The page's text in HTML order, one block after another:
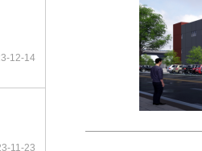
12-14
11-23